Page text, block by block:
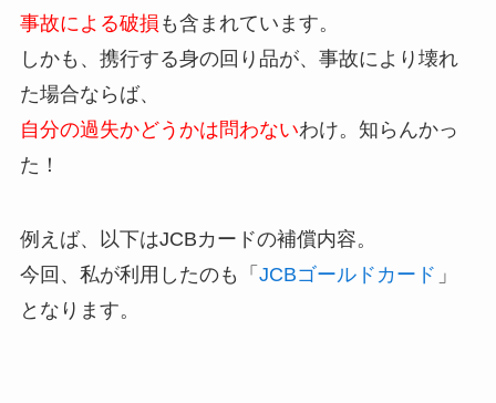
事故による破損 も含まれています。
しかも、携行する身の回り品が、事故により壊れ
た場合ならば、
自分の過失かどうかは問わないわけ。知らんかっ
た！
例えば、以下はJCBカードの補償内容。
今回、私が利用したのも「 JCBゴールドカード 」
となります。